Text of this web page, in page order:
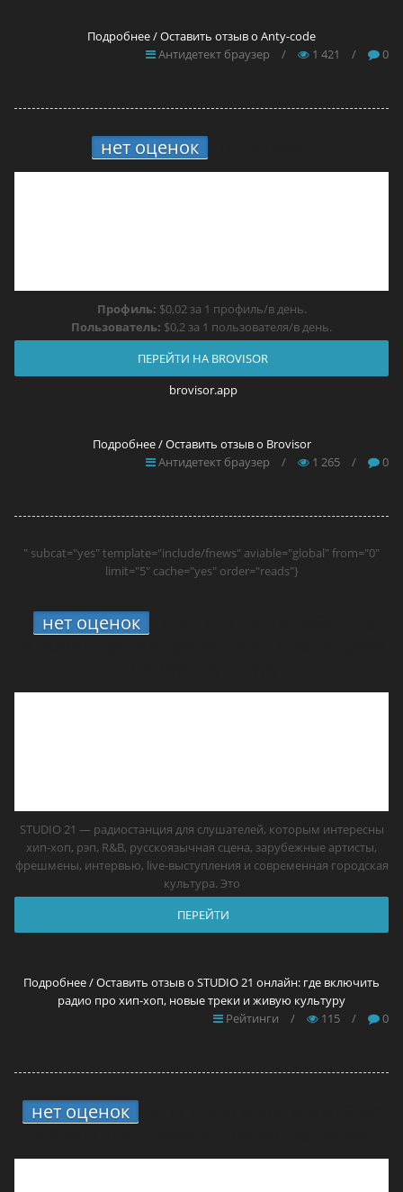
Подробнее / Оставить отзыв о Anty-code
Антидетект браузер
/ 1 421 / 0
нет оценок
Профиль: $0,02 за 1 профиль/в день.
Пользователь: $0,2 за 1 пользователя/в день.
ПЕРЕЙТИ НА BROVISOR
brovisor.app
Подробнее / Оставить отзыв о Brovisor
Антидетект браузер
/ 1 265 / 0
" subcat="yes" template="include/fnews" aviable="global" from="0"
limit="5" cache="yes" order="reads"}
нет оценок
STUDIO 21 — радиостанция для слушателей, которым интересны
хип-хоп, рэп, R&B, русскоязычная сцена, зарубежные артисты,
фрешмены, интервью, live-выступления и современная городская
культура. Это
ПЕРЕЙТИ
Подробнее / Оставить отзыв о STUDIO 21 онлайн: где включить
радио про хип-хоп, новые треки и живую культуру
Рейтинги
/ 115 / 0
нет оценок